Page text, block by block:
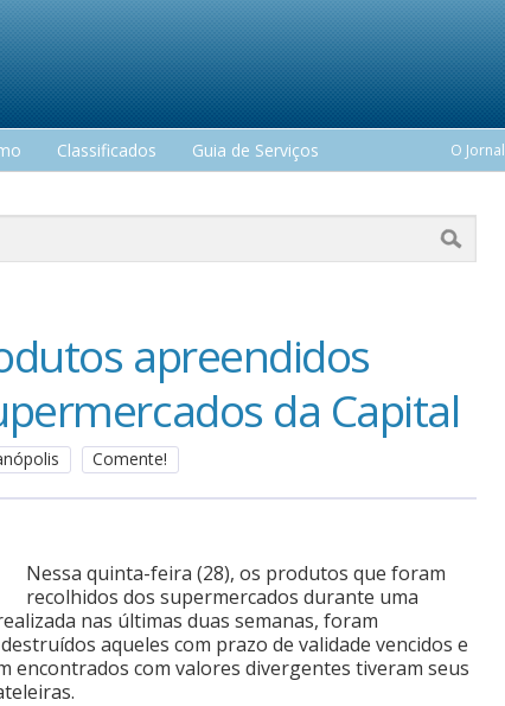
Classificados
Guia de Serviços
O Jornal
apreendidos
da Capital
Comente!
Nessa quinta-feira (28), os produtos que foram
recolhidos dos supermercados durante uma
nas últimas duas semanas, foram
aqueles com prazo de validade vencidos e
encontrados com valores divergentes tiveram seus